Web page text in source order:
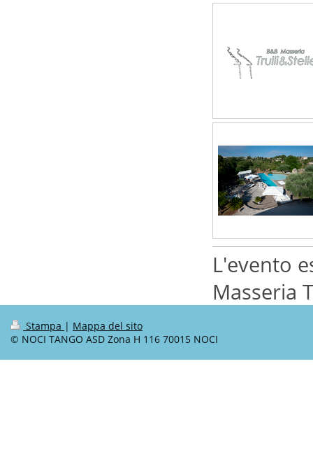
L'evento
Masseria
Stampa | Mappa del sito
© NOCI TANGO ASD Zona H 116 70015 NOCI